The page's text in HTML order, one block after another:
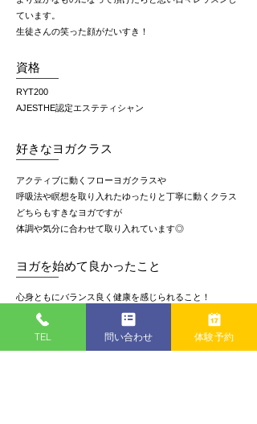
ています。
生徒さんの笑った顔がだいすき！
資格
RYT200
AJESTHE認定エステティシャン
​好きなヨガクラス
アクティブに動くフローヨガクラスや
呼吸法や瞑想を取り入れたゆったりと丁寧に動くクラス
どちらもすきなヨガですが
体調や気分に合わせて取り入れています◎
ヨガを始めて良かったこと
心身ともにバランス良く健康を感じられること！
毎日自分の身体や感情に日々向き合いながら
生活するようになったことで、
必要以上に感情の波に振り回されることもなくなり、
TEL 問い合わせ 体験予約